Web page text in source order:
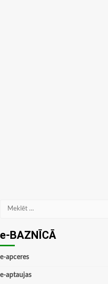
Meklēt:
e-BAZNĪCĀ
e-apceres
e-aptaujas